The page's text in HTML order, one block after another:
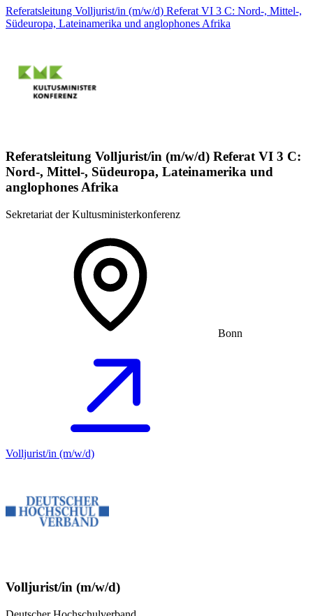
Referatsleitung Volljurist/in (m/w/d) Referat VI 3 C: Nord-, Mittel-,
Südeuropa, Lateinamerika und anglophones Afrika
Referatsleitung Volljurist/in (m/w/d) Referat VI 3 C:
Nord-, Mittel-, Südeuropa, Lateinamerika und
anglophones Afrika
Sekretariat der Kultusministerkonferenz
Bonn
Volljurist/in (m/w/d)
Volljurist/in (m/w/d)